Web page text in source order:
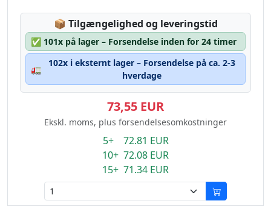
📦 Lagerstatus:
Tilgængelighed og leveringstid
✅ 101x på lager – Forsendelse inden for 24 timer
🚛
102x i eksternt lager – Forsendelse på ca. 2-3
hverdage
73,55 EUR
Ekskl. moms, plus forsendelsesomkostninger
5+ 72.81 EUR
10+ 72.08 EUR
15+ 71.34 EUR